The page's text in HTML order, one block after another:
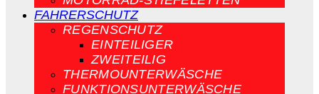
FAHRERSCHUTZ
REGENSCHUTZ
EINTEILIGER
ZWEITEILIG
THERMOUNTERWÄSCHE
FUNKTIONSUNTERWÄSCHE